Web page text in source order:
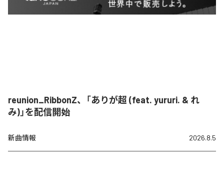
reunion_RibbonZ、「ありが超 (feat. yururi. & れ
み)」を配信開始
新曲情報 2026.8.5